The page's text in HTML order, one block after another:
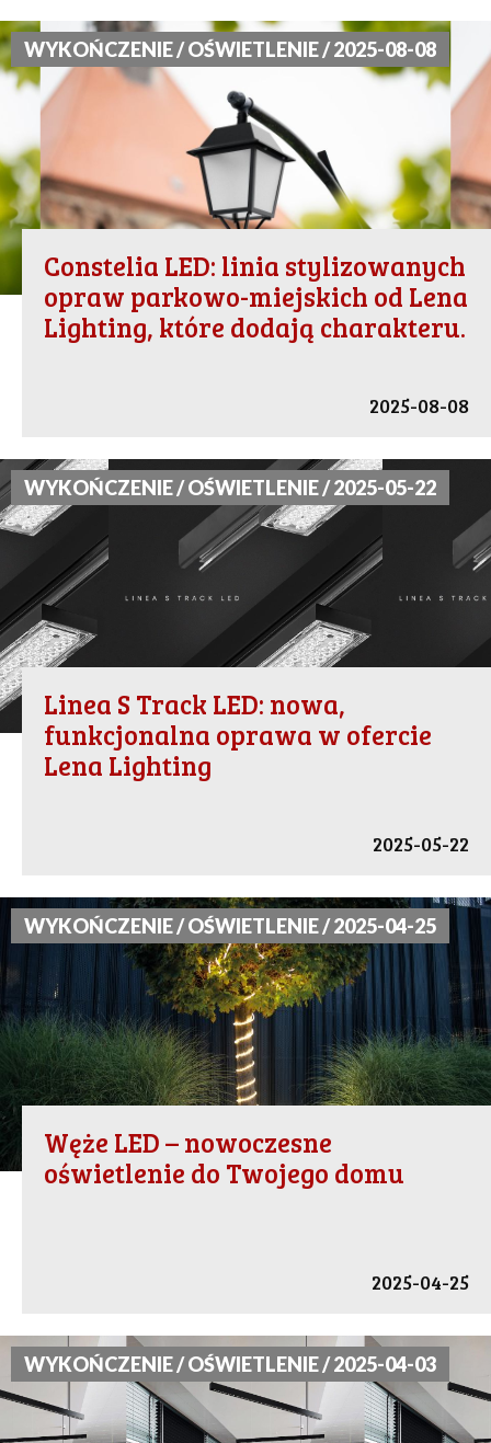
WYKOŃCZENIE / OŚWIETLENIE / 2025-08-08
Constelia LED: linia stylizowanych
opraw parkowo-miejskich od Lena
Lighting, które dodają charakteru.
2025-08-08
WYKOŃCZENIE / OŚWIETLENIE / 2025-05-22
Linea S Track LED: nowa,
funkcjonalna oprawa w ofercie
Lena Lighting
2025-05-22
WYKOŃCZENIE / OŚWIETLENIE / 2025-04-25
Węże LED – nowoczesne
oświetlenie do Twojego domu
2025-04-25
WYKOŃCZENIE / OŚWIETLENIE / 2025-04-03